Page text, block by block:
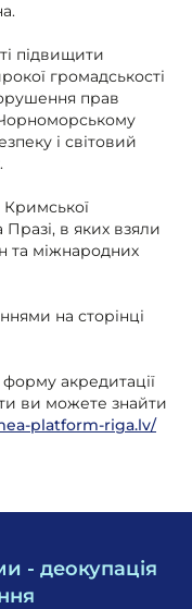
підвищити
громадськості
прав
і світовий
в яких взяли
та міжнародних
на сторінці
акредитації
ви можете знайти
platform-riga.lv/
- деокупація